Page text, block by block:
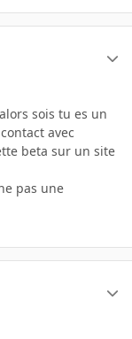
sois tu es un
avec
beta sur un site
pas une